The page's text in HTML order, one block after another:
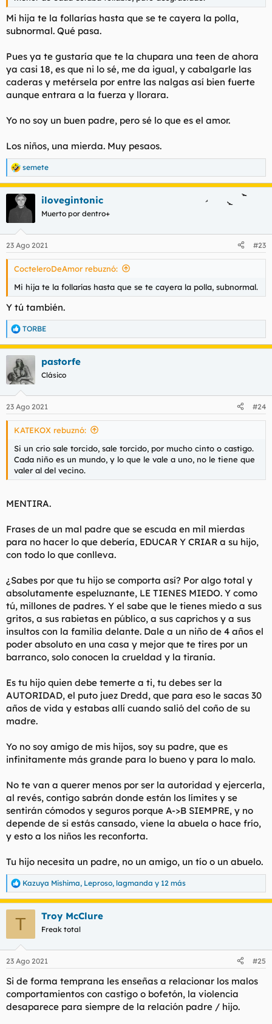
Mi hija te la follarías hasta que se te cayera la polla,
subnormal. Qué pasa.
Pues ya te gustaría que te la chupara una teen de ahora
ya casi 18, es que ni lo sé, me da igual, y cabalgarle las
caderas y metérsela por entre las nalgas así bien fuerte
aunque entrara a la fuerza y llorara.
Yo no soy un buen padre, pero sé lo que es el amor.
Los niños, una mierda. Muy pesaos.
R
e
a
c
e
s
semete
ilovegintonic
Muerto por dentro+
23 Ago 2021 #23
CocteleroDeAmor rebuznó:
Mi hija te la follarías hasta que se te cayera la polla, subnormal.
Y tú también.
R
e
a
c
i
e
s
TORBE
pastorfe
Clásico
23 Ago 2021 #24
KATEKOX rebuznó:
Si un crio sale torcido, sale torcido, por mucho cinto o castigo.
Cada niño es un mundo, y lo que le vale a uno, no le tiene que
valer al del vecino.
MENTIRA.
Frases de un mal padre que se escuda en mil mierdas
para no hacer lo que debería, EDUCAR Y CRIAR a su hijo,
con todo lo que conlleva.
¿Sabes por que tu hijo se comporta así? Por algo total y
absolutamente espeluznante, LE TIENES MIEDO. Y como
tú, millones de padres. Y el sabe que le tienes miedo a sus
gritos, a sus rabietas en público, a sus caprichos y a sus
insultos con la familia delante. Dale a un niño de 4 años el
poder absoluto en una casa y mejor que te tires por un
barranco, solo conocen la crueldad y la tiranía.
Es tu hijo quien debe temerte a ti, tu debes ser la
AUTORIDAD, el puto juez Dredd, que para eso le sacas 30
años de vida y estabas allí cuando salió del coño de su
madre.
Yo no soy amigo de mis hijos, soy su padre, que es
infinitamente más grande para lo bueno y para lo malo.
No te van a querer menos por ser la autoridad y ejercerla,
al revés, contigo sabrán donde están los límites y se
sentirán cómodos y seguros porque A->B SIEMPRE, y no
depende de si estás cansado, viene la abuela o hace frío,
y esto a los niños les reconforta.
Tu hijo necesita un padre, no un amigo, un tío o un abuelo.
R
e
a
e
:
Kazuya Mishima, Leproso, lagmanda y 12 más
T Troy McClure
Freak total
23 Ago 2021 #25
Si de forma temprana les enseñas a relacionar los malos
comportamientos con castigo o bofetón, la violencia
desaparece para siempre de la relación padre / hijo.